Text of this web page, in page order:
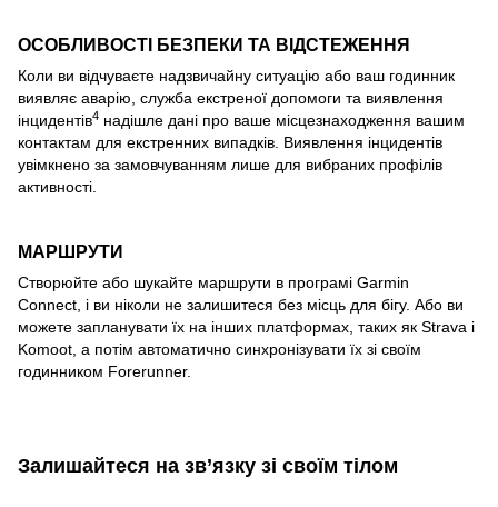
ОСОБЛИВОСТІ БЕЗПЕКИ ТА ВІДСТЕЖЕННЯ
Коли ви відчуваєте надзвичайну ситуацію або ваш годинник
виявляє аварію, служба екстреної допомоги та виявлення
інцидентів4 надішле дані про ваше місцезнаходження вашим
контактам для екстренних випадків. Виявлення інцидентів
увімкнено за замовчуванням лише для вибраних профілів
активності.
МАРШРУТИ
Створюйте або шукайте маршрути в програмі Garmin
Connect, і ви ніколи не залишитеся без місць для бігу. Або ви
можете запланувати їх на інших платформах, таких як Strava і
Komoot, а потім автоматично синхронізувати їх зі своїм
годинником Forerunner.
Залишайтеся на зв’язку зі своїм тілом